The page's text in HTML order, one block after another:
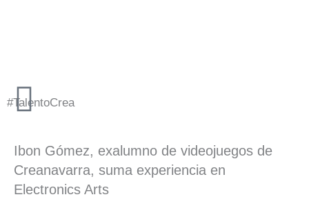
#TalentoCrea
Ibon Gómez, exalumno de videojuegos de
Creanavarra, suma experiencia en
Electronics Arts